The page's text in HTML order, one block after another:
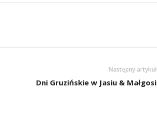
Następny artykuł
Dni Gruzińskie w Jasiu & Małgosi